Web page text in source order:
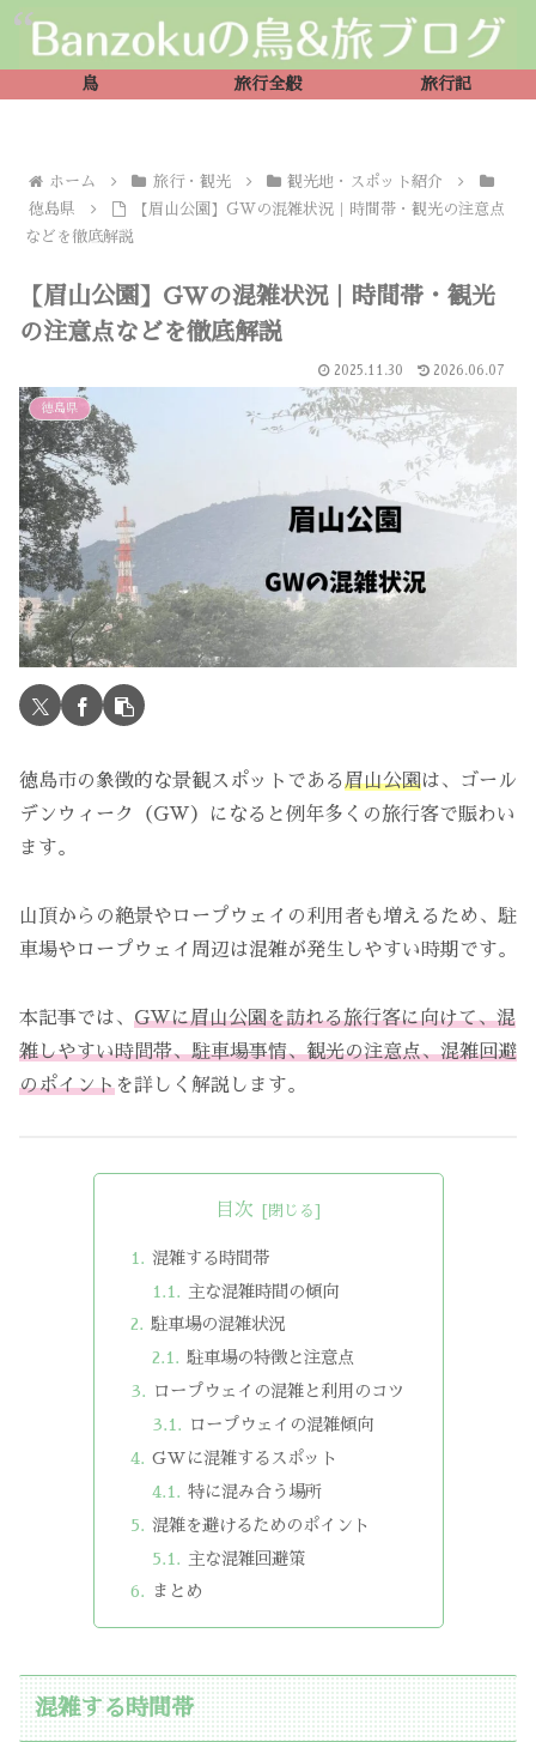
鳥 旅行全般 旅行記
ホーム 旅行・観光
観光地・スポット紹介
徳島県
【眉山公園】GWの混雑状況｜時間帯・観光の注意点
などを徹底解説
【眉山公園】GWの混雑状況｜時間帯・観光
の注意点などを徹底解説
2025.11.30 2026.06.07
徳島県
徳島市の象徴的な景観スポットである眉山公園は、ゴール
デンウィーク（GW）になると例年多くの旅行客で賑わい
ます。
山頂からの絶景やロープウェイの利用者も増えるため、駐
車場やロープウェイ周辺は混雑が発生しやすい時期です。
本記事では、 GWに眉山公園を訪れる旅行客に向けて、混
雑しやすい時間帯、駐車場事情、観光の注意点、混雑回避
のポイントを詳しく解説します。
目次
混雑する時間帯
主な混雑時間の傾向
駐車場の混雑状況
駐車場の特徴と注意点
ロープウェイの混雑と利用のコツ
ロープウェイの混雑傾向
GWに混雑するスポット
特に混み合う場所
混雑を避けるためのポイント
主な混雑回避策
まとめ
混雑する時間帯